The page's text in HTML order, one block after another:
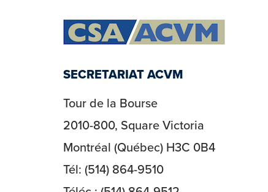
SECRETARIAT ACVM
Tour de la Bourse
2010-800, Square Victoria
Montréal (Québec) H3C 0B4
Tél: (514) 864-9510